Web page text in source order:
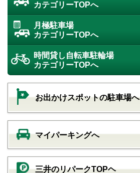
カテゴリーTOPへ
月極駐車場
カテゴリーTOPへ
時間貸し自転車駐輪場
カテゴリーTOPへ
お出かけスポットの駐車場へ
マイパーキングへ
三井のリパークTOPヘ